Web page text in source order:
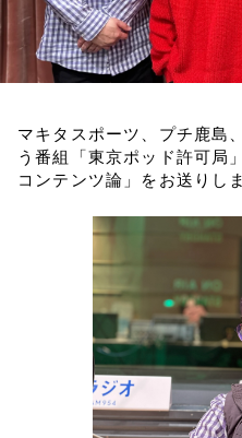
マキタスポーツ、プチ鹿島
う番組「東京ポッド許可局
コンテンツ論」をお送りし